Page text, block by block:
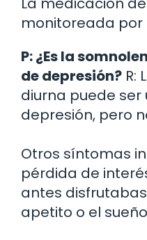
monitoreada por
P: ¿Es la
de depresión? R:
diurna puede
depresión, pero
Otros síntomas
pérdida de
antes
apetito o el